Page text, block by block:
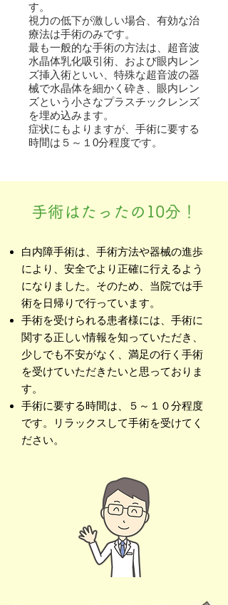
す。
視力の低下が激しい場合、有効な治
療法は手術のみです。
最も一般的な手術の方法は、超音波
水晶体乳化吸引術、および眼内レン
ズ挿入術といい、特殊な超音波の器
械で水晶体を細かく砕き、眼内レン
ズという小さなプラスチックレンズ
を埋め込みます。
症状にもよりますが、手術に要する
時間は５～１0分程度です。
手術はたったの10分！
白内障手術は、手術方法や器械の進歩
により、安全でより正確に行えるよう
になりました。そのため、当院では手
術を日帰りで行っています。
手術を受けられる患者様には、手術に
関する正しい情報を知っていただき、
少しでも不安がなく、満足の行く手術
を受けていただきたいと思っておりま
す。
手術に要する時間は、５～１０分程度
です。リラックスして手術を受けてく
ださい。